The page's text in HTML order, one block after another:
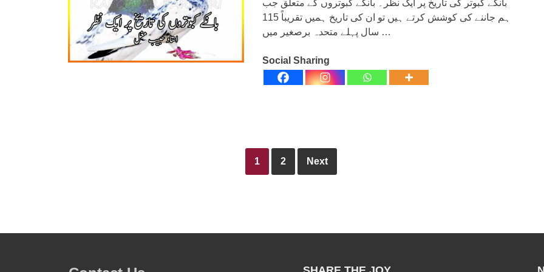
بانکے کبوتر کی تاریخ پر ایک نظر۔ بانکے کبوتروں کے متعلق جب
ہم جاننے کی کوشش کرتے ہیں تو ان کی تاریخ ہمیں تقریباً 115
سال پہلے متحدہ برصغیر میں …
Social Sharing
1 2 Next